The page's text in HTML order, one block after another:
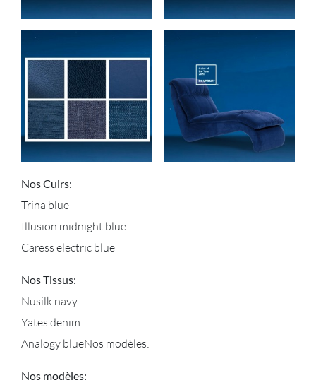
Nos Cuirs:
Trina blue
Illusion midnight blue
Caress electric blue
NosTissus:
Nusilk navy
Yates denim
Analogy blueNos modèles:
Nos modèles: